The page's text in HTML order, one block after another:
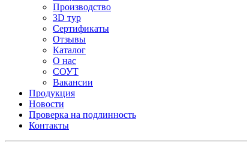
Производство
3D тур
Сертификаты
Отзывы
Каталог
О нас
СОУТ
Вакансии
Продукция
Новости
Проверка на подлинность
Контакты